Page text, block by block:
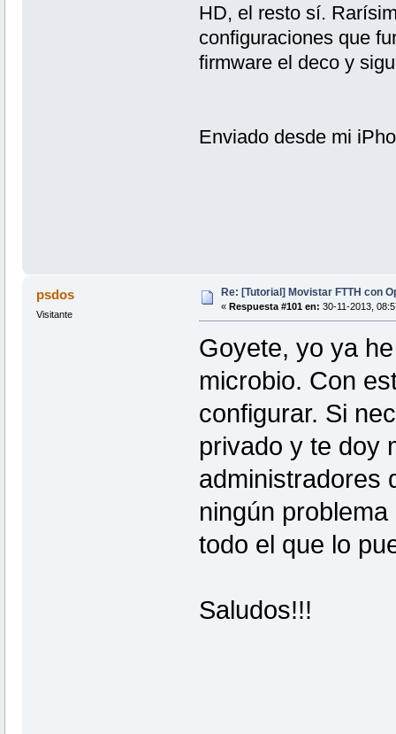
HD, el resto sí.
configuraciones que
firmware el deco y
Enviado desde mi
psdos
Visitante
Re: [Tutorial] Movistar FTTH con
« Respuesta #101 en: 30-11-2013,
Goyete, yo ya
microbio. Con
configurar. Si
privado y te doy
administradores
ningún
todo el que lo
Saludos!!!